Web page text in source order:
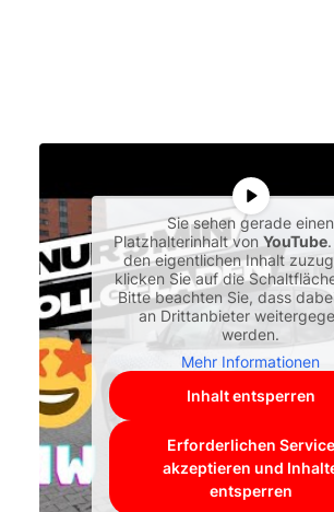
Sie sehen gerade einen
Platzhalterinhalt vonYouTube
den eigentlichen Inhalt
klicken Sie auf die
Bitte beachten Sie, dass
an Drittanbieter
werden.
Mehr Informationen
Inhalt entsperren
Erforderlichen Service
akzeptieren und
entsperren